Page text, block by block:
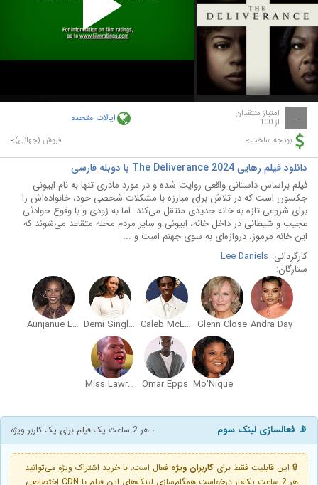
Play
Video
- امتیاز منتقدان
از 100 ایالات متحده
بودجه ساخت:- فروش (جهانی):-
دانلود فیلم رهایی The Deliverance 2024 با دوبله فارسی
فیلم براساس داستانی واقعی روایت شده و در مورد مادری تنها به نام ابیونی
جکسون است که در تلاش برای مبارزه با مشکلات شخصی خود، خانواده‌اش را
برای شروعی تازه به خانه جدیدی منتقل می‌کند. اما به زودی و با وقوع حوادثی
عجیب و شیطانی در داخل خانه، ابیونی و سایر مردم محله متقاعد می‌شوند که
این خانه مرموز، دروازه‌ای به سوی جهنم است و ...
کارگردانی: Lee Daniels
ستارگان:
Andra Day
Glenn Close
Caleb McLaughlin
Demi Singleton
Aunjanue Ellis
Mo'Nique
Omar Epps
Miss Lawrence
📡 فعالسازی لینک سوم ، هر 2 ساعت یک فیلم برای یک کاربر ویژه
🔒 این قابلیت فقط برای کاربران ویژه فعال است. با خرید اشتراک ویژه می‌توانید
هر 2 ساعت یک‌بار درخواست همگام‌سازی لینک‌های این فیلم با CDN اختصاصی